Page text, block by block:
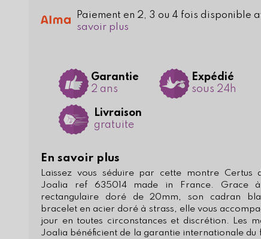
Paiement en 2, 3 ou 4 fois disponible
savoir plus
Garantie
2 ans
Expédié
sous 24h
Livraison
gratuite
En savoir plus
Laissez vous séduire par cette montre Certus
Joalia ref 635014 made in France. Grace
rectangulaire doré de 20mm, son cadran
bracelet en acier doré à strass, elle vous
jour en toutes circonstances et discrétion. Les
Joalia bénéficient de la garantie internationale du